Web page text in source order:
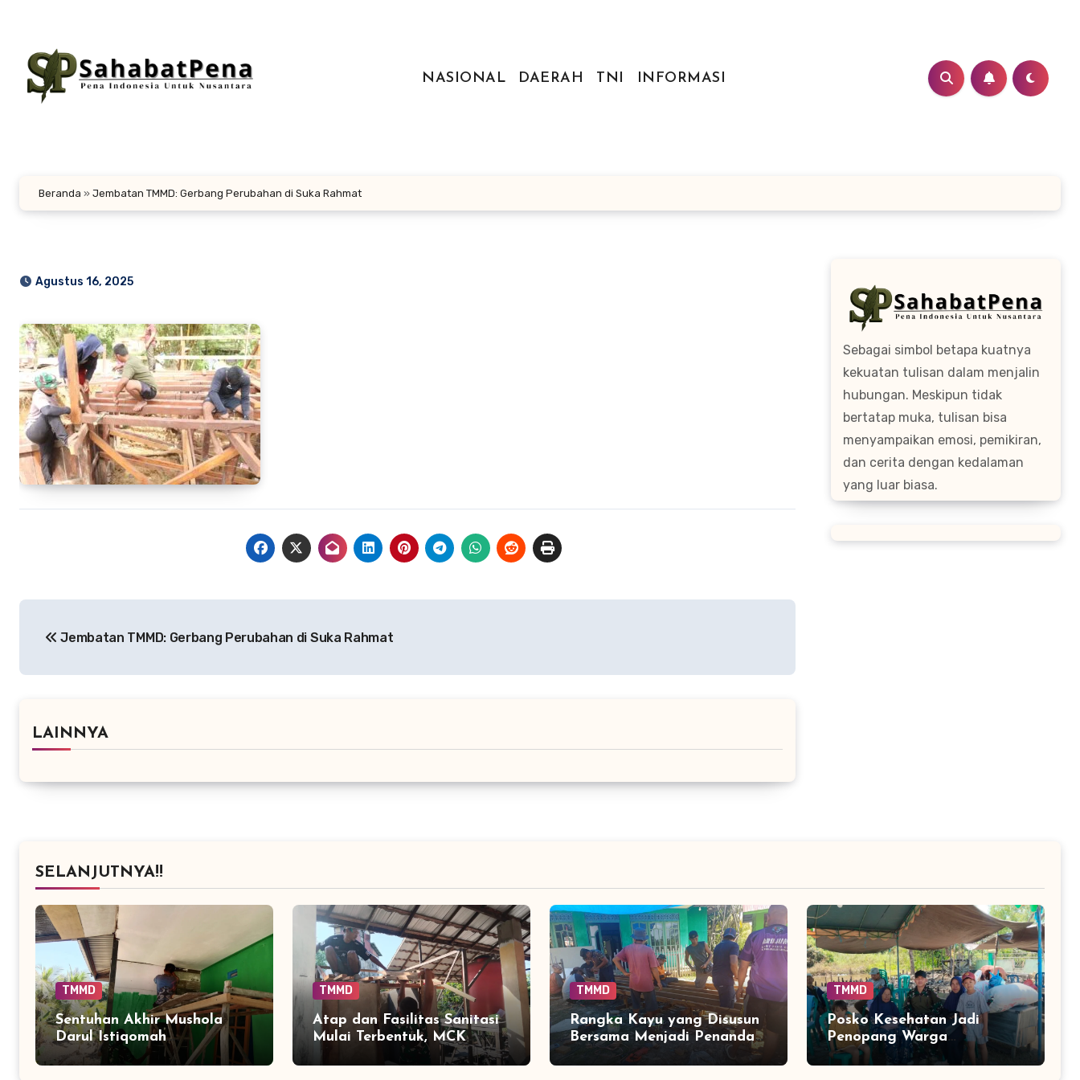
konten
NASIONAL
DAERAH TNI INFORMASI
Beranda » Jembatan TMMD: Gerbang Perubahan di Suka Rahmat
Agustus 16, 2025
pos Jembatan TMMD: Gerbang Perubahan di Suka Rahmat
LAINNYA
Sebagai simbol betapa kuatnya
kekuatan tulisan dalam menjalin
hubungan. Meskipun tidak
bertatap muka, tulisan bisa
menyampaikan emosi, pemikiran,
dan cerita dengan kedalaman
yang luar biasa.
SELANJUTNYA!!
TMMD
Sentuhan Akhir Mushola
Darul Istiqomah
Menguatkan Harapan
Warga Tamban Bangun
TMMD
Atap dan Fasilitas Sanitasi
Mulai Terbentuk, MCK
TMMD Tamban Bangun
Masuki Tahap Penentu
TMMD
Rangka Kayu yang Disusun
Bersama Menjadi Penanda
Perubahan Wajah TPA di
Tamban Bangun
TMMD
Posko Kesehatan Jadi
Penopang Warga
Terdampak Kebakaran di
Tamban Bangun